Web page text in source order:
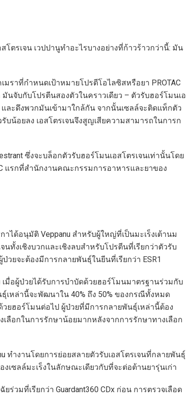
ตรเจน เวปปานูทำอะไรบางอย่างที่ก้าวร้าวกว่านี้: มัน
มราที่กำหนดเป้าหมายโปรตีโอไลซิสหรือยา PROTAC
มันจับกับโปรตีนสองตัวในคราวเดียว – ตัวรับฮอร์โมนเอ
และดึงพวกมันเข้ามาใกล้กัน จากนั้นเซลล์จะติดแท็กตัว
บน้อยลง เอสโตรเจนจึงสูญเสียความสามารถในการก
ซึ่งจะบล็อกตัวรับฮอร์โมนเอสโตรเจนเท่านั้นโดย
แรกที่สำนักงานคณะกรรมการอาหารและยาของ
ได้อนุมัติ Veppanu สำหรับผู้ใหญ่ที่เป็นมะเร็งเต้านม
นทั้งเชิงบวกและเชิงลบสำหรับโปรตีนที่เรียกว่าตัวรับ
ยจะต้องมีการกลายพันธุ์ในยีนที่เรียกว่า ESR1
อผู้ป่วยได้รับการบำบัดด้วยฮอร์โมนมาตรฐานร่วมกับ
เหล่านี้จะพัฒนาใน 40% ถึง 50% ของกรณีทั้งหมด
ยฮอร์โมนต่อไป ผู้ป่วยที่มีการกลายพันธุ์เหล่านี้ต้อง
ลือกในการรักษาน้อยมากหลังจากการรักษาทางเลือก
ทำงานโดยการย่อยสลายตัวรับเอสโตรเจนที่กลายพันธุ์
เซลล์มะเร็งในลักษณะเดียวกับที่จะต่อต้านยารุ่นเก่า
วมที่เรียกว่า Guardant360 CDx ก่อน การตรวจเลือด